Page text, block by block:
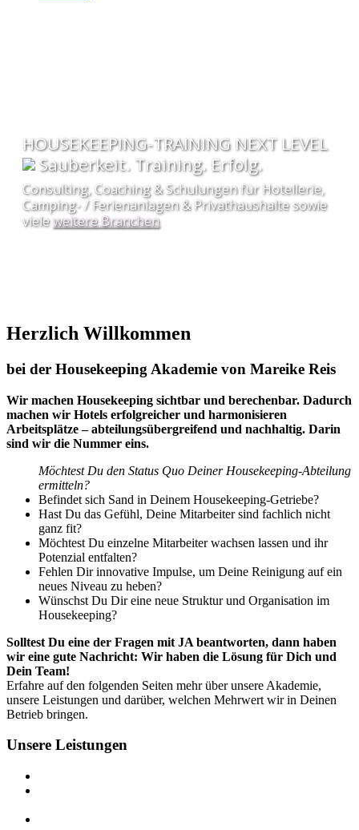
HOUSEKEEPING-TRAINING NEXT LEVEL
Sauberkeit. Training. Erfolg.
Consulting, Coaching & Schulungen für Hotellerie,
Camping- / Ferienanlagen & Privathaushalte sowie
vieleweitere Branchen
Herzlich Willkommen
bei der Housekeeping Akademie von Mareike Reis
Wir machen Housekeeping sichtbar und berechenbar. Dadurch
machen wir Hotels erfolgreicher und harmonisieren
Arbeitsplätze – abteilungsübergreifend und nachhaltig. Darin
sind wir die Nummer eins.
Möchtest Du den Status Quo Deiner Housekeeping-Abteilung
ermitteln?
Befindet sich Sand in Deinem Housekeeping-Getriebe?
Hast Du das Gefühl, Deine Mitarbeiter sind fachlich nicht
ganz fit?
Möchtest Du einzelne Mitarbeiter wachsen lassen und ihr
Potenzial entfalten?
Fehlen Dir innovative Impulse, um Deine Reinigung auf ein
neues Niveau zu heben?
Wünschst Du Dir eine neue Struktur und Organisation im
Housekeeping?
Solltest Du eine der Fragen mit JA beantworten, dann haben
wir eine gute Nachricht: Wir haben die Lösung für Dich und
Dein Team!
Erfahre auf den folgenden Seiten mehr über unsere Akademie,
unsere Leistungen und darüber, welchen Mehrwert wir in Deinen
Betrieb bringen.
Unsere Leistungen